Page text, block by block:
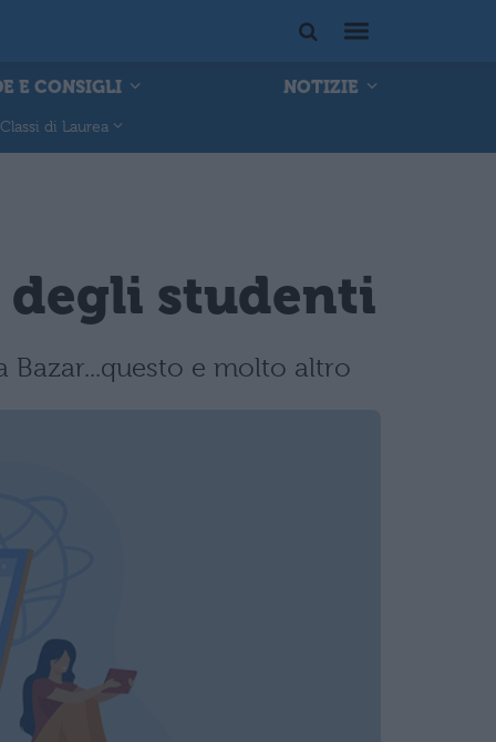
E CONSIGLI NOTIZIE
Classi di Laurea
studenti
e molto altro